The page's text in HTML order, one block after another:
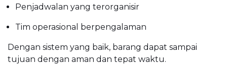
Penjadwalan yang terorganisir
Tim operasional berpengalaman
Dengan sistem yang baik, barang dapat sampai
tujuan dengan aman dan tepat waktu.